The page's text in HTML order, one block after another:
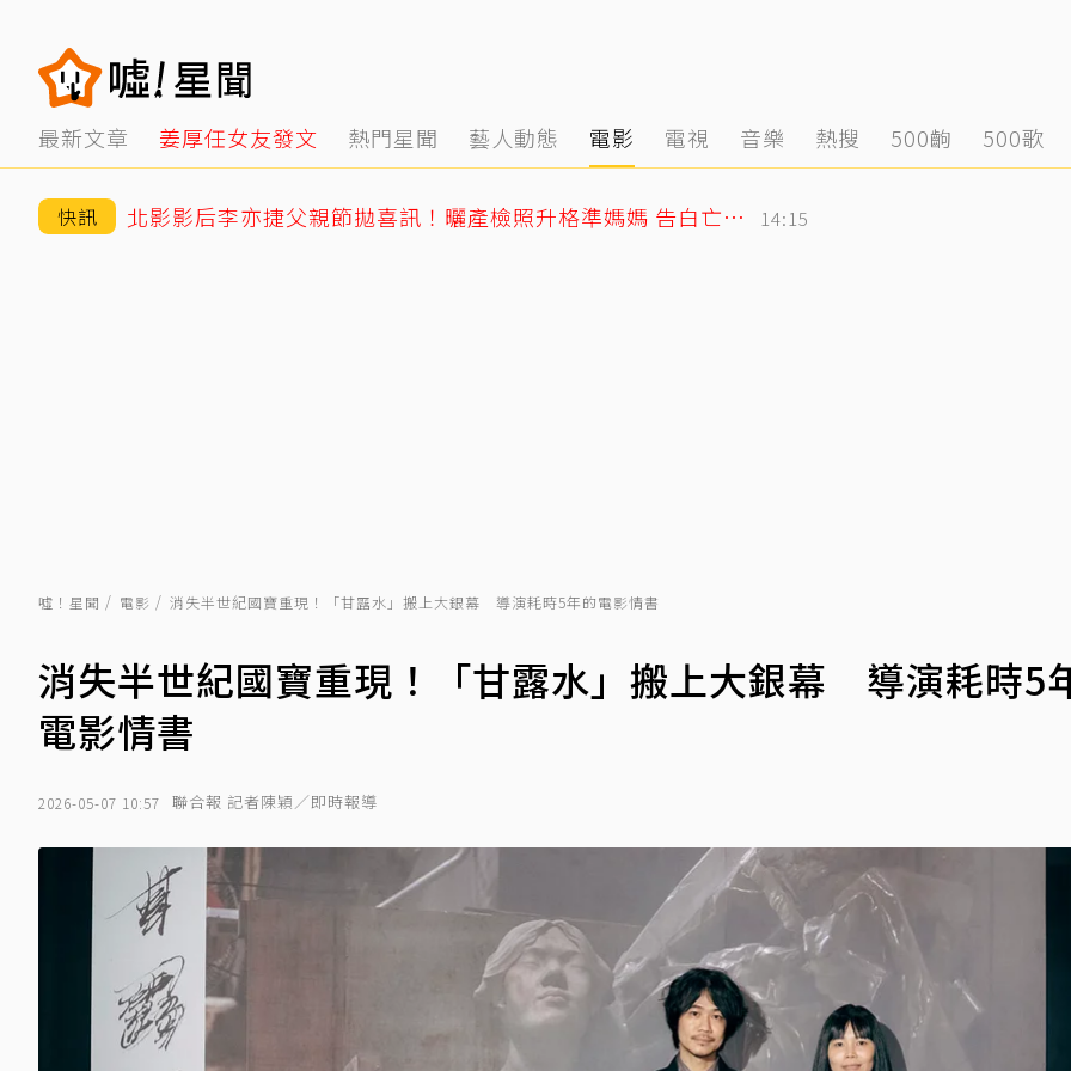
最新文章 姜厚任女友發文 熱門星聞 藝人動態 電影 電視 音樂 熱搜 500齣 500歌
快訊 北影影后李亦捷父親節拋喜訊！曬產檢照升格準媽媽 告白亡父超感人 14:15
噓！星聞 電影 消失半世紀國寶重現！「甘露水」搬上大銀幕 導演耗時5年的電影情書
消失半世紀國寶重現！「甘露水」搬上大銀幕 導演耗時5
電影情書
2026-05-07 10:57 聯合報 記者陳穎／即時報導